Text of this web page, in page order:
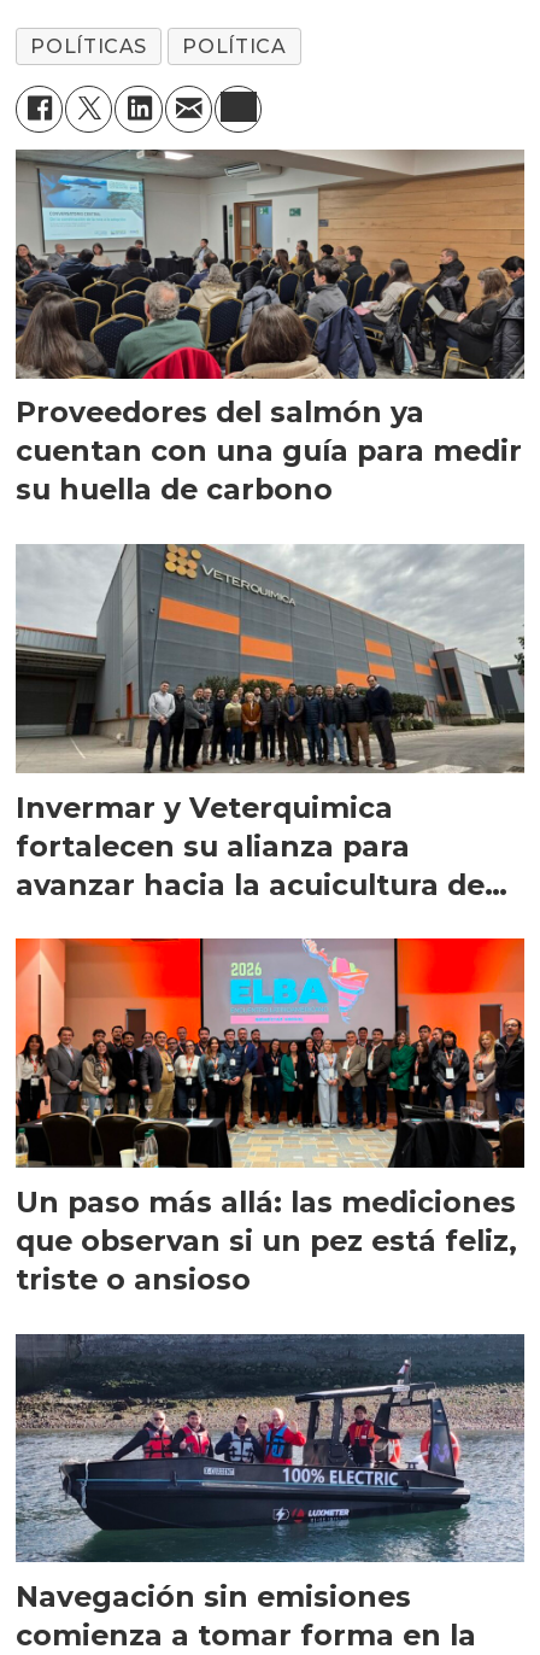
POLÍTICAS POLÍTICA
Proveedores del salmón ya
cuentan con una guía para medir
su huella de carbono
Invermar y Veterquimica
fortalecen su alianza para
avanzar hacia la acuicultura de
Un paso más allá: las mediciones
que observan si un pez está feliz,
triste o ansioso
Navegación sin emisiones
comienza a tomar forma en la